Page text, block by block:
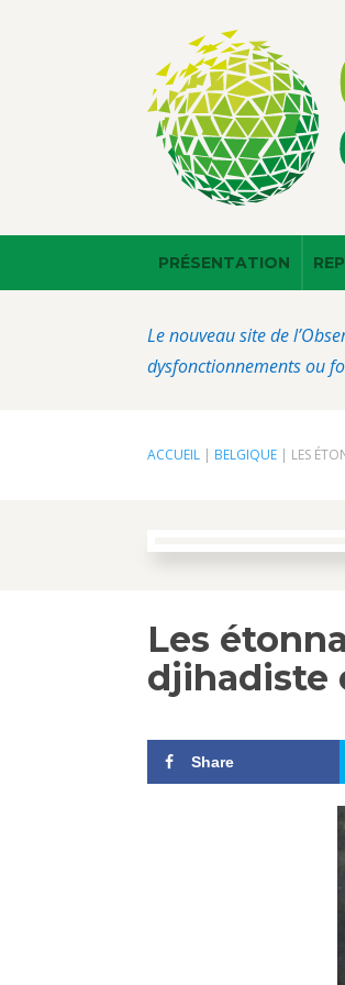
PRÉSENTATION
Le nouveau site de
dysfonctionnements ou
ACCUEIL | BELGIQUE | LES
Les
djihadiste
Share